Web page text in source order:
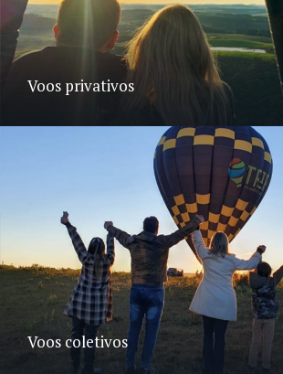
Voos privativos
Voos coletivos